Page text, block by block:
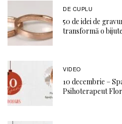
DE CUPLU
50 de idei de
transformă o
VIDEO
10 decembrie –
Psihoterapeut